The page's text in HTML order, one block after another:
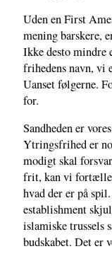
Uden en First
mening barskere,
Ikke desto mindre
frihedens navn, vi
Uanset følgerne.
for.
Sandheden er
Ytringsfrihed er
modigt skal
frit, kan vi fortælle
hvad der er på
establishment
islamiske trussels
budskabet. Det er